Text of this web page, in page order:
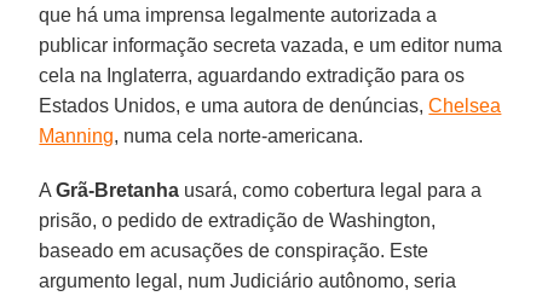
que há uma imprensa legalmente autorizada a
publicar informação secreta vazada, e um editor numa
cela na Inglaterra, aguardando extradição para os
Estados Unidos, e uma autora de denúncias,Chelsea
Manning, numa cela norte-americana.
AGrã-Bretanha usará, como cobertura legal para a
prisão, o pedido de extradição de Washington,
baseado em acusações de conspiração. Este
argumento legal, num Judiciário autônomo, seria